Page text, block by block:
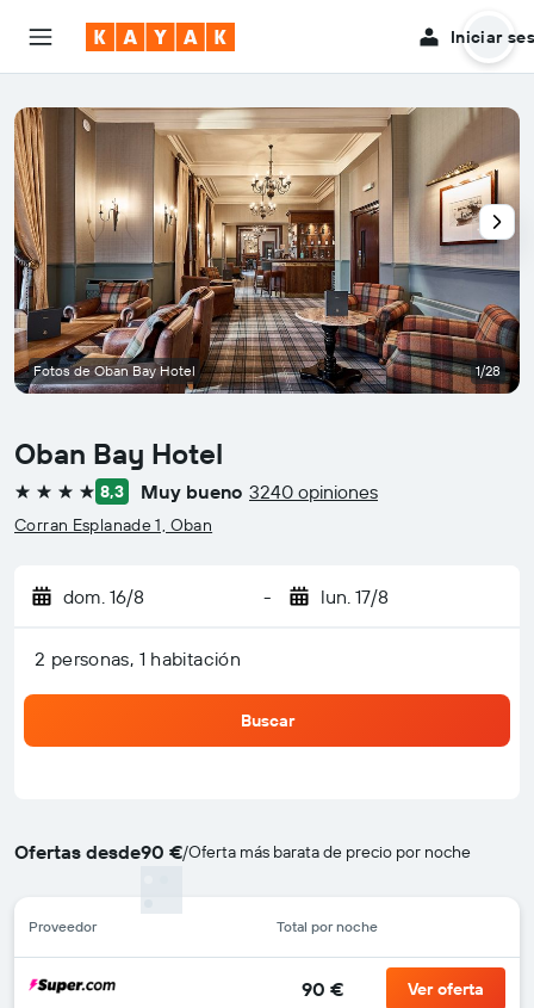
Iniciar
Oban Bay Hotel
4 estrellas8,3 Muy bueno 3240 opiniones
Corran Esplanade 1, Oban
dom. 16/8 - lun. 17/8
2 personas, 1 habitación
Buscar
Ofertas desde90 €/Oferta más barata de precio por noche
Proveedor Total por noche
90 € Ver oferta
Fotos de Oban Bay Hotel 1/28